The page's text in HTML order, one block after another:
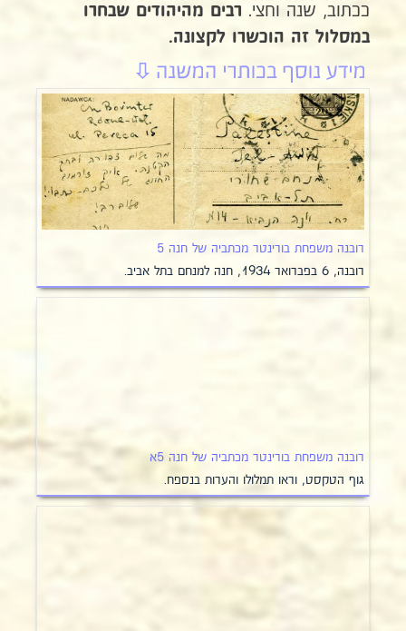
ככתוב, שנה וחצי. רבים מהיהודים שבחרו
במסלול זה הוכשרו לקצונה.
רובנה משפחת בורינטר מכתביה של חנה 5
רובנה, 6 בפברואר 1934, חנה למנחם בתל אביב.
רובנה משפחת בורינטר מכתביה של חנה 5א
גוף הטקסט, וראו תמלולו והערות בנספח.